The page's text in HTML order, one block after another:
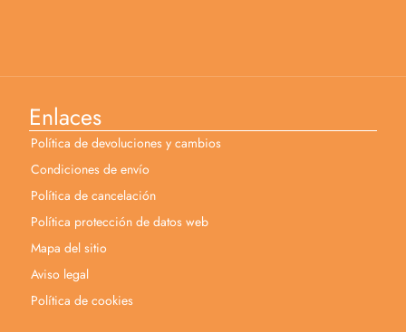
Enlaces
Política de devoluciones y cambios
Condiciones de envío
Política de cancelación
Política protección de datos web
Mapa del sitio
Aviso legal
Política de cookies